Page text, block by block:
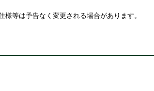
等は予告なく変更される場合があります。